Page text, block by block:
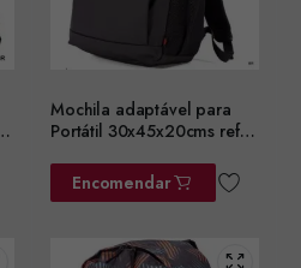
Mochila adaptável para
Portátil 30x45x20cms ref.
Encomendar